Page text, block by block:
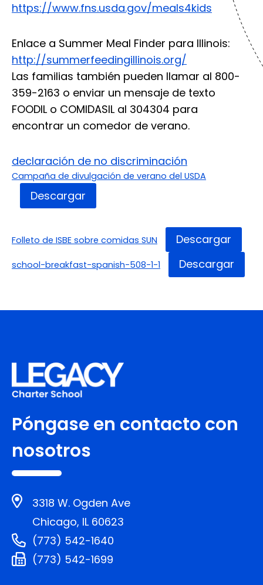
https://www.fns.usda.gov/meals4kids
Enlace a Summer Meal Finder para Illinois:
http://summerfeedingillinois.org/
Las familias también pueden llamar al 800-
359-2163 o enviar un mensaje de texto
FOODIL o COMIDASIL al 304304 para
encontrar un comedor de verano.
declaración de no discriminación
Campaña de divulgación de verano del USDA
Descargar
Folleto de ISBE sobre comidas SUN Descargar
school-breakfast-spanish-508-1-1 Descargar
Póngase en contacto con
nosotros
3318 W. Ogden Ave
Chicago, IL 60623
(773) 542-1640
(773) 542-1699